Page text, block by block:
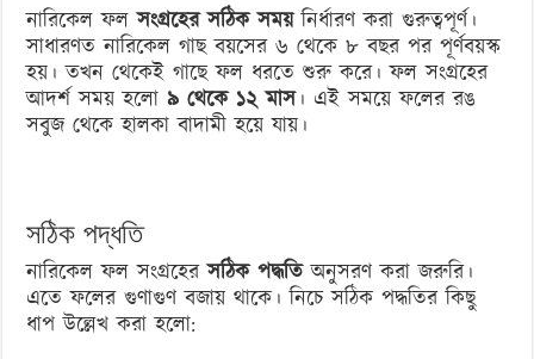
নারিকেল ফলসংগ্রহের সঠিক সময়নির্ধারণ করা গুরুত্বপূর্ণ।
সাধারণত নারিকেল গাছ বয়সের ৬ থেকে ৮ বছর পর পূর্ণবয়স্ক
হয়। তখন থেকেই গাছে ফল ধরতে শুরু করে। ফল সংগ্রহের
আদর্শ সময় হলো৯ থেকে ১২ মাস। এই সময়ে ফলের রঙ
সবুজ থেকে হালকা বাদামী হয়ে যায়।
সঠিক পদ্ধতি
নারিকেল ফল সংগ্রহেরসঠিক পদ্ধতিঅনুসরণ করা জরুরি।
এতে ফলের গুণাগুণ বজায় থাকে। নিচে সঠিক পদ্ধতির কিছু
ধাপ উল্লেখ করা হলো: